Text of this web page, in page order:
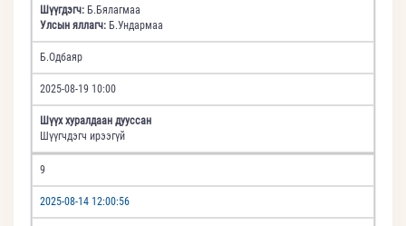
Шүүгдэгч: Б.Бялагмаа
Улсын яллагч: Б.Ундармаа
Б.Одбаяр
2025-08-19 10:00
Шүүх хуралдаан дууссан
Шүүгчдэгч ирээгүй
9
2025-08-14 12:00:56